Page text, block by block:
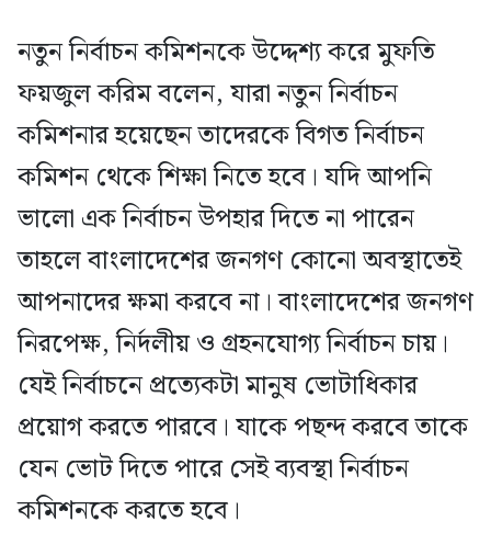
নতুন নির্বাচন কমিশনকে উদ্দেশ্য করে মুফতি
ফয়জুল করিম বলেন, যারা নতুন নির্বাচন
কমিশনার হয়েছেন তাদেরকে বিগত নির্বাচন
কমিশন থেকে শিক্ষা নিতে হবে। যদি আপনি
ভালো এক নির্বাচন উপহার দিতে না পারেন
তাহলে বাংলাদেশের জনগণ কোনো অবস্থাতেই
আপনাদের ক্ষমা করবে না। বাংলাদেশের জনগণ
নিরপেক্ষ, নির্দলীয় ও গ্রহনযোগ্য নির্বাচন চায়।
যেই নির্বাচনে প্রত্যেকটা মানুষ ভোটাধিকার
প্রয়োগ করতে পারবে। যাকে পছন্দ করবে তাকে
যেন ভোট দিতে পারে সেই ব্যবস্থা নির্বাচন
কমিশনকে করতে হবে।